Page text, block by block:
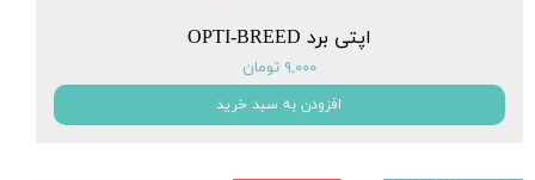
اپتی برد OPTI-BREED
۹,۰۰۰ تومان
افزودن به سبد خرید